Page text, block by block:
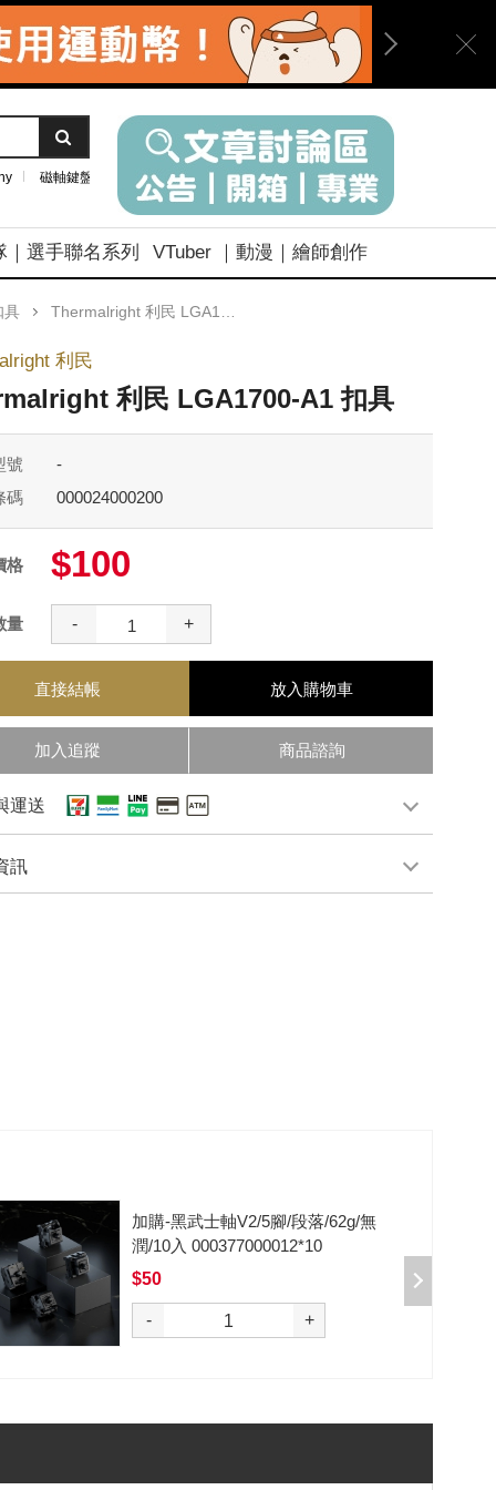
磁軸鍵盤
｜選手聯名系列 VTuber ｜動漫｜繪師創作
具 Thermalright 利民 LGA1700-A1 扣具
利民
利民 LGA1700-A1 扣具
號
-
碼
000024000200
格 $100
量 - +
直接結帳 放入購物車
加入追蹤 商品諮詢
運送
訊
加購-剪刀石頭布猜拳鍵帽一盒四
入000385000289
$199
- +